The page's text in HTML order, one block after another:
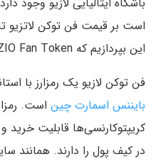
است بر قیمت فن توکن لاتزیو
این بپردازیم که LAZIO Fan Token چیست؟
فن توکن لازیو یک رمزارز با
بایننس اسمارت چین است.
کریپتوکارنسی‌ها قابلیت